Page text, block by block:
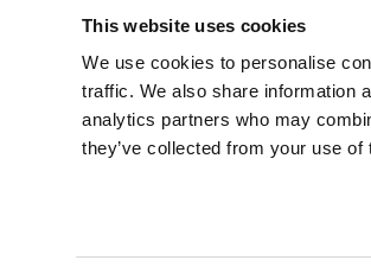
This website uses cookies
We use cookies to personalise
traffic. We also share information
analytics partners who may
they’ve collected from your use of
Magic xpi
Integrationsplattform